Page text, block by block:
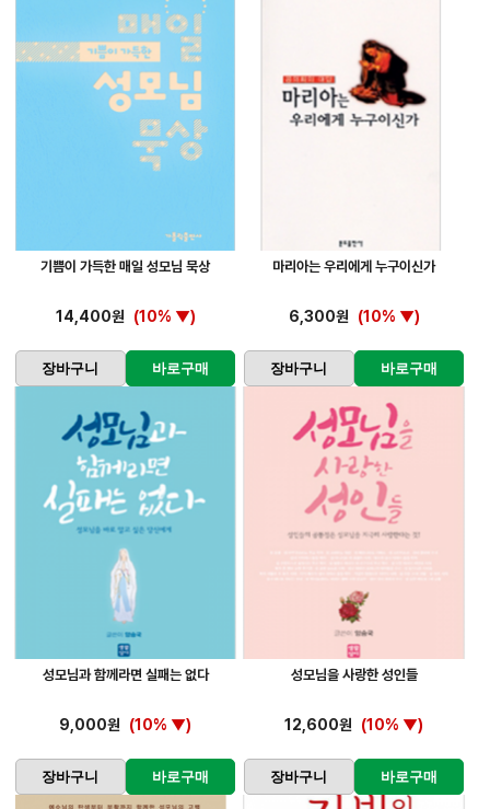
기쁨이 가득한 매일 성모님 묵상
14,400원 (10% ▼)
장바구니 바로구매
마리아는 우리에게 누구이신가
6,300원 (10% ▼)
장바구니 바로구매
성모님과 함께라면 실패는 없다
9,000원 (10% ▼)
장바구니 바로구매
성모님을 사랑한 성인들
12,600원 (10% ▼)
장바구니 바로구매